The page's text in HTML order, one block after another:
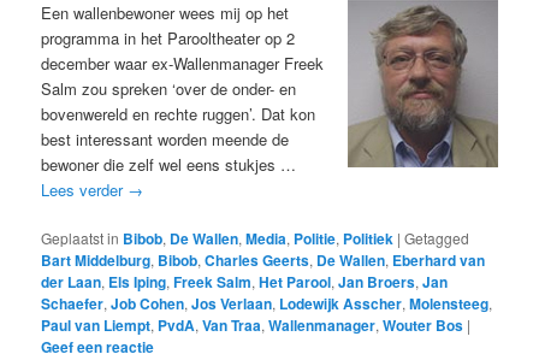
Een wallenbewoner wees mij op het
programma in het Parooltheater op 2
december waar ex-Wallenmanager Freek
Salm zou spreken ‘over de onder- en
bovenwereld en rechte ruggen’. Dat kon
best interessant worden meende de
bewoner die zelf wel eens stukjes …
Lees verder →
Geplaatst in Bibob, De Wallen,Media, Politie, Politiek |Getagged
Bart Middelburg, Bibob,Charles Geerts, De Wallen, Eberhard van
der Laan, Els Iping,Freek Salm,Het Parool,Jan Broers,Jan
Schaefer,Job Cohen,Jos Verlaan, Lodewijk Asscher,Molensteeg,
Paul van Liempt, PvdA,Van Traa,Wallenmanager,Wouter Bos |
Geef een reactie